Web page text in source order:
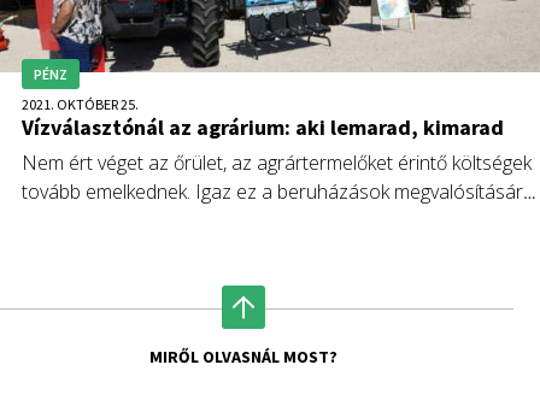
PÉNZ
2021. OKTÓBER 25.
Vízválasztónál az agrárium: aki lemarad, kimarad
Nem ért véget az őrület, az agrártermelőket érintő költségek
tovább emelkednek. Igaz ez a beruházások megvalósítására
Központ vezető agrárszakértője.
MIRŐL OLVASNÁL MOST?